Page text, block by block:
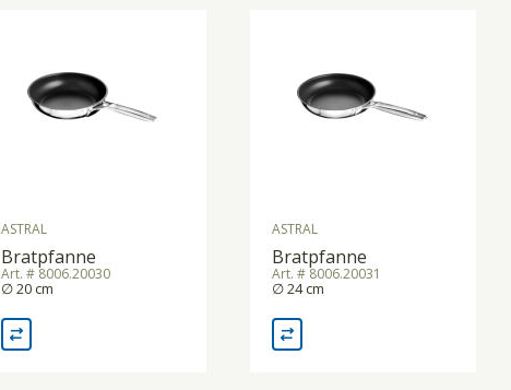
ASTRAL
Bratpfanne
Art. # 8006.20030
∅ 20 cm
ASTRAL
Bratpfanne
Art. # 8006.20031
∅ 24 cm